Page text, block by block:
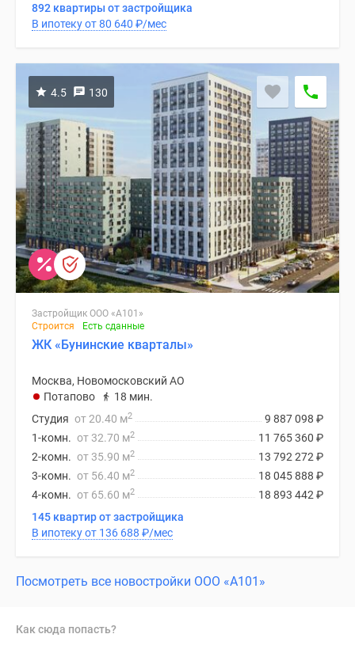
892 квартиры от застройщика
В ипотеку от 80 640 ₽/мес
4.5 130
Застройщик ООО «А101»
Строится
Есть сданные
ЖК «Бунинские кварталы»
Москва, Новомосковский АО
Потапово
18 мин.
9 887 098 ₽
Студия от 20.40 м2
11 765 360 ₽
1-комн. от 32.70 м2
13 792 272 ₽
2-комн. от 35.90 м2
18 045 888 ₽
3-комн. от 56.40 м2
18 893 442 ₽
4-комн. от 65.60 м2
145 квартир от застройщика
В ипотеку от 136 688 ₽/мес
Посмотреть все новостройки ООО «А101»
Как сюда попасть?